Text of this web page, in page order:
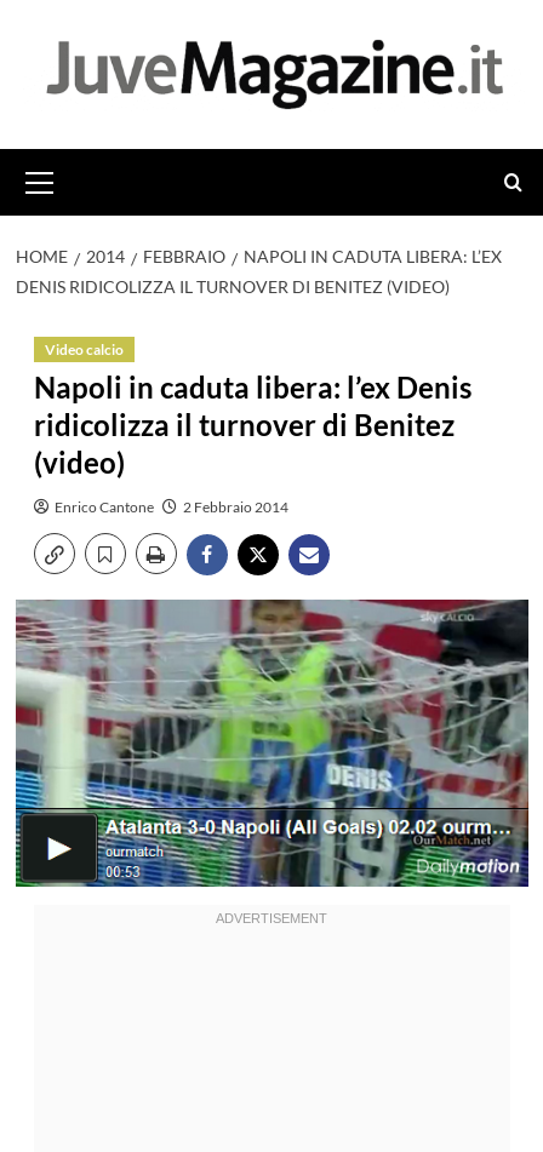
principale
HOME 2014 FEBBRAIO
NAPOLI IN CADUTA LIBERA: L’EX
DENIS RIDICOLIZZA IL TURNOVER DI BENITEZ (VIDEO)
Video calcio
Napoli in caduta libera: l’ex Denis
ridicolizza il turnover di Benitez
(video)
Enrico Cantone 2 Febbraio 2014